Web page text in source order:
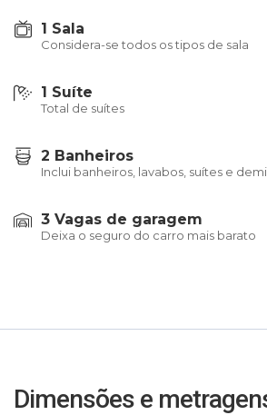
1 Sala
Considera-se todos os tipos de sala
1 Suíte
Total de suítes
2 Banheiros
Inclui banheiros, lavabos, suítes e
3 Vagas de garagem
Deixa o seguro do carro mais barato
Dimensões e